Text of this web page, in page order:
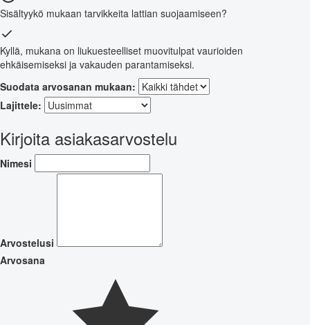
Sisältyykö mukaan tarvikkeita lattian suojaamiseen?
Kyllä, mukana on liukuesteelliset muovitulpat vaurioiden
ehkäisemiseksi ja vakauden parantamiseksi.
Suodata arvosanan mukaan:
Lajittele:
Kirjoita asiakasarvostelu
Nimesi
Arvostelusi
Arvosana